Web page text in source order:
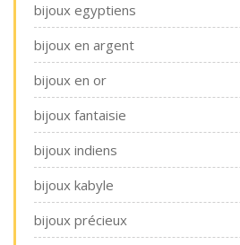
bijoux egyptiens
bijoux en argent
bijoux en or
bijoux fantaisie
bijoux indiens
bijoux kabyle
bijoux précieux